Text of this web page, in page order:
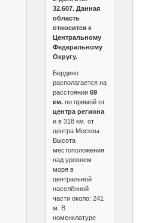
32.607. Данная
область
относится к
Центральному
Федеральному
Округу.
Бердино
располагается на
расстоянии69
км.по прямой от
центра региона
и в 318 км. от
центра Москвы.
Высота
местоположения
над уровнем
моря в
центральной
населённой
части около: 241
м. В
номенклатуре